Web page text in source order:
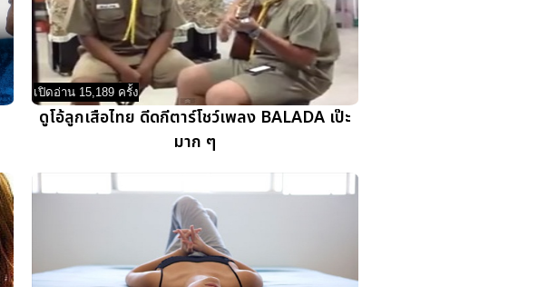
เปิดอ่าน 15,189 ครั้ง
ดูโอ้ลูกเสือไทย ดีดกีตาร์โชว์เพลง BALADA เป๊ะ
มาก ๆ